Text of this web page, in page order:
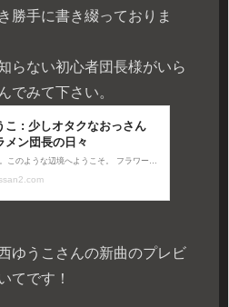
勝手に書き綴っておりま
らない初心者団長様がいら
でみて下さい。
ゆうこさんの新曲のプレビ
てです！